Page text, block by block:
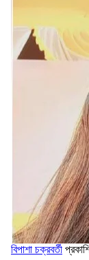
বিপাশা চক্রবর্তী